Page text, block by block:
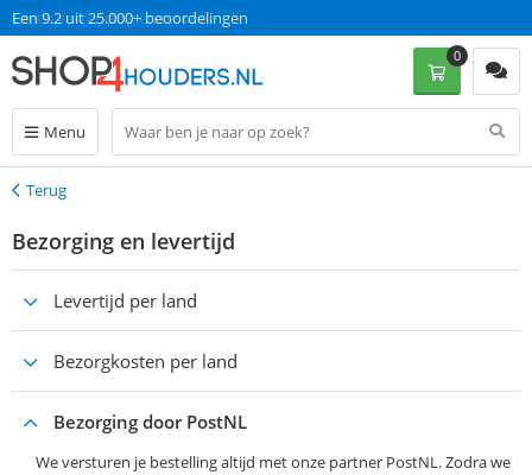
Een 9.2 uit 25.000+ beoordelingen
Menu
0
Terug
Terug
Bezorging en levertijd
Levertijd per land
Bezorgkosten per land
Bezorging door PostNL
We versturen je bestelling altijd met onze partner PostNL. Zodra we